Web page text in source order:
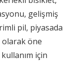
gelişmiş
pil, piyasada
olarak öne
için